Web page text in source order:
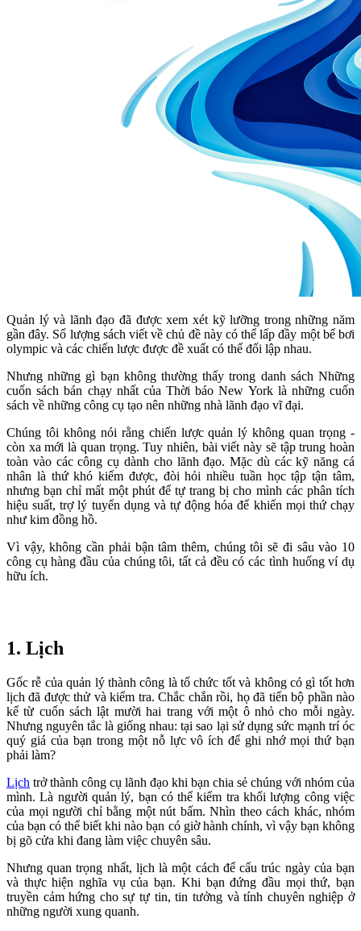
Quản lý và lãnh đạo đã được xem xét kỹ lưỡng trong những năm
gần đây. Số lượng sách viết về chủ đề này có thể lấp đầy một bể bơi
olympic và các chiến lược được đề xuất có thể đối lập nhau.
Nhưng những gì bạn không thường thấy trong danh sách Những
cuốn sách bán chạy nhất của Thời báo New York là những cuốn
sách về những công cụ tạo nên những nhà lãnh đạo vĩ đại.
Chúng tôi không nói rằng chiến lược quản lý không quan trọng -
còn xa mới là quan trọng. Tuy nhiên, bài viết này sẽ tập trung hoàn
toàn vào các công cụ dành cho lãnh đạo. Mặc dù các kỹ năng cá
nhân là thứ khó kiếm được, đòi hỏi nhiều tuần học tập tận tâm,
nhưng bạn chỉ mất một phút để tự trang bị cho mình các phân tích
hiệu suất, trợ lý tuyển dụng và tự động hóa để khiến mọi thứ chạy
như kim đồng hồ.
Vì vậy, không cần phải bận tâm thêm, chúng tôi sẽ đi sâu vào 10
công cụ hàng đầu của chúng tôi, tất cả đều có các tình huống ví dụ
hữu ích.
1. Lịch
Gốc rễ của quản lý thành công là tổ chức tốt và không có gì tốt hơn
lịch đã được thử và kiểm tra. Chắc chắn rồi, họ đã tiến bộ phần nào
kể từ cuốn sách lật mười hai trang với một ô nhỏ cho mỗi ngày.
Nhưng nguyên tắc là giống nhau: tại sao lại sử dụng sức mạnh trí óc
quý giá của bạn trong một nỗ lực vô ích để ghi nhớ mọi thứ bạn
phải làm?
Lịch trở thành công cụ lãnh đạo khi bạn chia sẻ chúng với nhóm của
mình. Là người quản lý, bạn có thể kiểm tra khối lượng công việc
của mọi người chỉ bằng một nút bấm. Nhìn theo cách khác, nhóm
của bạn có thể biết khi nào bạn có giờ hành chính, vì vậy bạn không
bị gõ cửa khi đang làm việc chuyên sâu.
Nhưng quan trọng nhất, lịch là một cách để cấu trúc ngày của bạn
và thực hiện nghĩa vụ của bạn. Khi bạn đứng đầu mọi thứ, bạn
truyền cảm hứng cho sự tự tin, tin tưởng và tính chuyên nghiệp ở
những người xung quanh.